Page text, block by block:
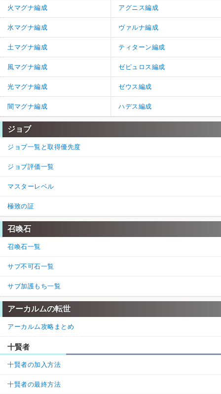
火マグナ編成 アグニス編成
水マグナ編成 ヴァルナ編成
土マグナ編成 ティターン編成
風マグナ編成 ゼピュロス編成
光マグナ編成 ゼウス編成
闇マグナ編成 ハデス編成
ジョブ
ジョブ一覧と取得優先度
ジョブ評価一覧
マスターレベル
極致の証
召喚石
召喚石一覧
サプ不可石一覧
サブ加護もち一覧
アーカルムの転世
アーカルム攻略まとめ
十賢者
十賢者の加入方法
十賢者の最終方法